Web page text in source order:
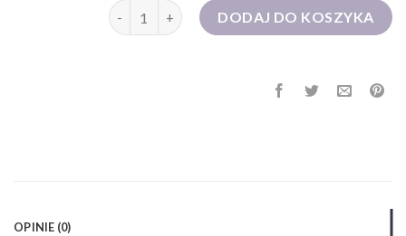
ilość sukienka koktajlowaDODAJ DO KOSZYKA
OPINIE (0)